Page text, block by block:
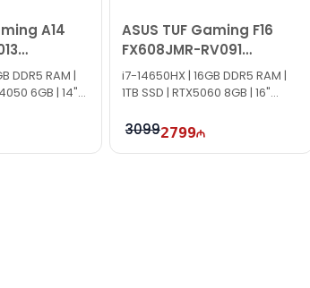
A14
DDR5 RAM |
6GB | 14"
ASUS TUF Gaming F16
FX608JMR-RV091
90NR0NB1-M005N0
i7-14650HX | 16GB DDR5 RAM |
1TB SSD | RTX5060 8GB | 16"
30992799